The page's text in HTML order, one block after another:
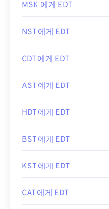
MSK 에게 EDT
NST 에게 EDT
CDT 에게 EDT
AST 에게 EDT
HDT 에게 EDT
BST 에게 EDT
KST 에게 EDT
CAT 에게 EDT